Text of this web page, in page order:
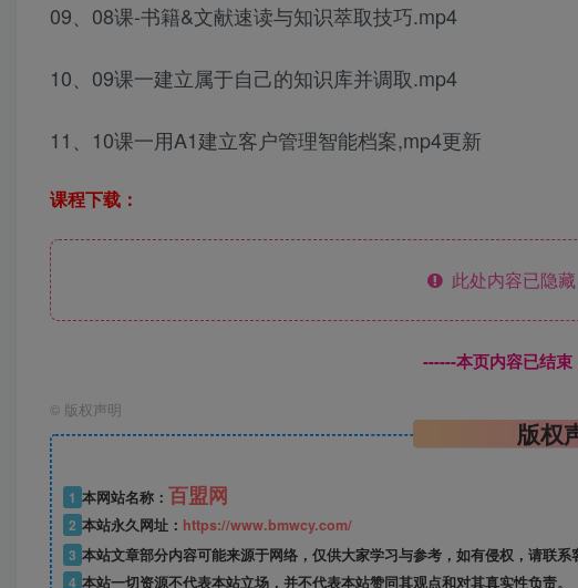
09、08课-书籍&文献速读与知识萃取技巧.mp4
10、09课一建立属于自己的知识库并调取.mp4
11、10课一用A1建立客户管理智能档案,mp4更新
课程下载：
此处内容已隐
------本页内容已结
© 版权声明
版权
1 本网站名称： 百盟网
2 本站永久网址： https://www.bmwcy.com/
3 本站文章部分内容可能来源于网络，仅供大家学习与参考，如有侵权，请联系
4 本站一切资源不代表本站立场，并不代表本站赞同其观点和对其真实性负责。